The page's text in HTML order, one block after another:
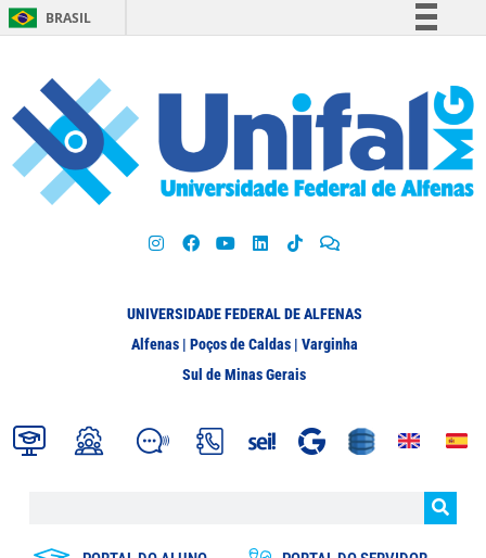
BRASIL
Participe
Acesso à informação
Legislação
UNIVERSIDADE FEDERAL DE ALFENAS
Alfenas | Poços de Caldas | Varginha
Sul de Minas Gerais